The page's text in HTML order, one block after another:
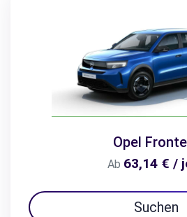
Opel
Ab 63,14 € /
Suchen